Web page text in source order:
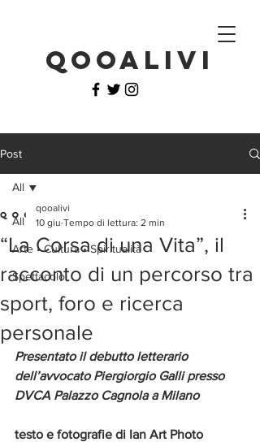
QOOALIVI
Post
All
Arte • Cultura • Spiritualità
Spettacolo
All
“La Corsa di una Vita”, il
racconto di un percorso tra
sport, foro e ricerca
personale
qooalivi
10 giu Tempo di lettura: 2 min
Presentato il debutto letterario
dell’avvocato Piergiorgio Galli presso
DVCA Palazzo Cagnola a Milano
testo e fotografie di Ian Art Photo